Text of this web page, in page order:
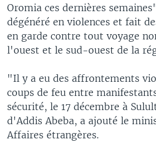
Oromia ces dernières
dégénéré en violences et fait
en garde contre tout voyage
l'ouest et le sud-ouest de la
"Il y a eu des affrontements
coups de feu entre
sécurité, le 17 décembre à
d'Addis Abeba, a ajouté le
Affaires étrangères.